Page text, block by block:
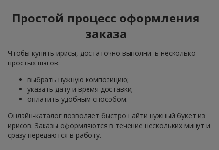
Простой процесс оформления
заказа
Чтобы купить ирисы, достаточно выполнить несколько
простых шагов:
выбрать нужную композицию;
указать дату и время доставки;
оплатить удобным способом.
Онлайн-каталог позволяет быстро найти нужный букет из
ирисов. Заказы оформляются в течение нескольких минут и
сразу передаются в работу.